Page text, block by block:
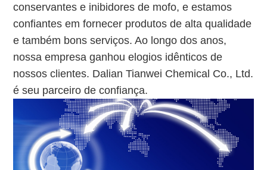
conservantes e inibidores de mofo, e estamos
confiantes em fornecer produtos de alta qualidade
e também bons serviços. Ao longo dos anos,
nossa empresa ganhou elogios idênticos de
nossos clientes. Dalian Tianwei Chemical Co., Ltd.
é seu parceiro de confiança.